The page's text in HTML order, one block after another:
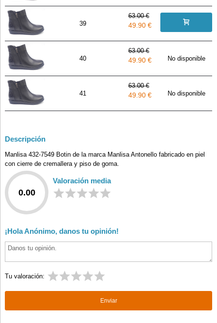
39
63.00 €
49.90 €
40
63.00 €
49.90 € No disponible
41
63.00 €
49.90 € No disponible
Descripción
Manlisa 432-7549 Botin de la marca Manlisa Antonello fabricado en piel
con cierre de cremallera y piso de goma.
0.00
Valoración media
¡Hola Anónimo, danos tu opinión!
Tu valoración: